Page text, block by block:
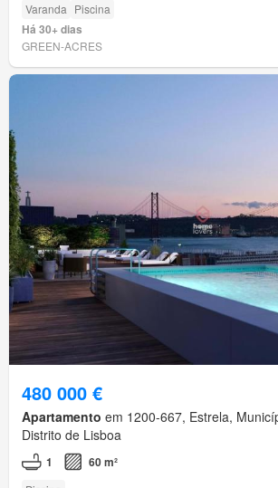
Varanda Piscina
Há 30+ dias
GREEN-ACRES
480 000 €
Apartamento em 1200-667, Estrela,
Distrito de Lisboa
1 60 m²